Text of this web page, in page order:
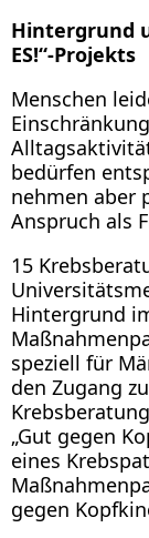
Hintergrund
ES!“-Projekts
Menschen
bedürfen
nehmen aber
Anspruch als
15
Hintergrund
speziell für
den Zugang
„Gut gegen
eines
gegen